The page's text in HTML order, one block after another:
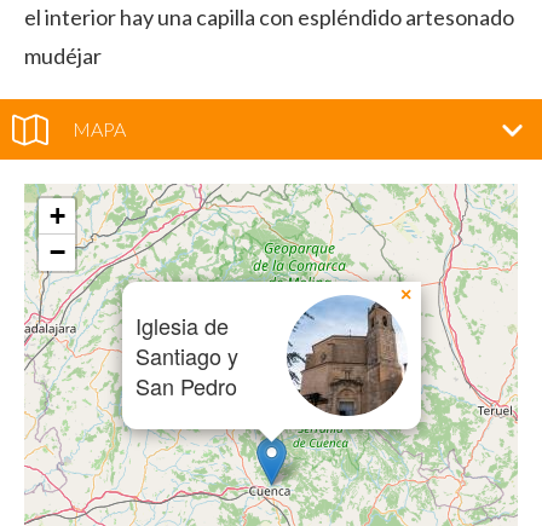
el interior hay una capilla con espléndido artesonado
mudéjar
MAPA
Iglesia de
Santiago y
San Pedro
×
+
−